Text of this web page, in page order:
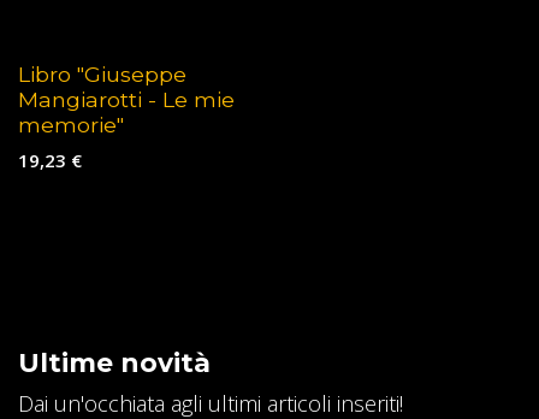
Libro "Giuseppe
Mangiarotti - Le mie
memorie"
19,23 €
Ultime novità
Dai un'occhiata agli ultimi articoli inseriti!